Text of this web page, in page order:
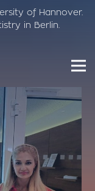
of Hannover.
in Berlin.